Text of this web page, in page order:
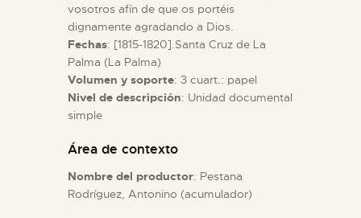
DIDÁCTICA
ESPAÑOL
vosotros afín de que os portéis
dignamente agradando a Dios.
Fechas: [1815-1820].Santa Cruz de La
Palma (La Palma)
Volumen y soporte: 3 cuart.: papel
Nivel de descripción: Unidad documental
simple
Área de contexto
Nombre del productor: Pestana
Rodríguez, Antonino (acumulador)